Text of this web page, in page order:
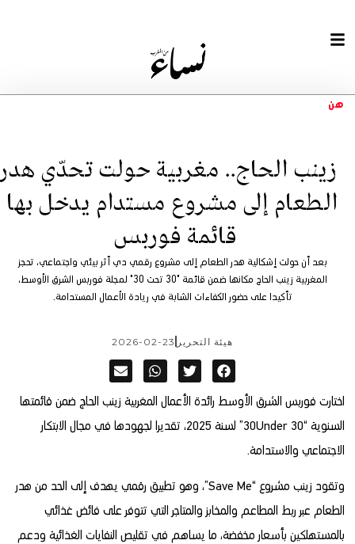
هن
زينب الحاج.. مغربية حولت تحدّي هدر
الطعام إلى مشروع مستدام يدخل بها
قائمة فوربس
بعد أن حولت إشكالية هدر الطعام إلى مشروع رقمي دي أثر بيئي واجتماعي، تحجز
المغربية زينب الحاج مكانها ضمن قائمة "30 تحت 30" لمجلة فوربس الشرق الأوسط،
تأكيدا على حضور الكفاءات الشابة في ريادة الأعمال المستدامة.
هيئة التحرير 2026-02-23
اختارت فوربس الشرق الأوسط رائدة الأعمال المغربية زينب الحاج ضمن قائمتها
السنوية “30 30Under” لسنة 2025، تقديرا لجهودها في مجال الابتكار
الاجتماعي والاستدامة.
وتقود زينب مشروع “Save Me”، وهو تطبيق رقمي يهدف إلى الحد من هدر
الطعام عبر ربط المطاعم والمخابز والمتاجر التي تتوفر على فائض غذائي
بالمستهلكين بأسعار مخفضة، ما يساهم في تقليص النفايات الغذائية ودعم